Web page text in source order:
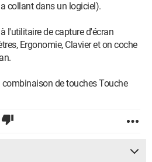
collant dans un logiciel).
l'utilitaire de capture d'écran
Ergonomie, Clavier et on coche
de touches Touche